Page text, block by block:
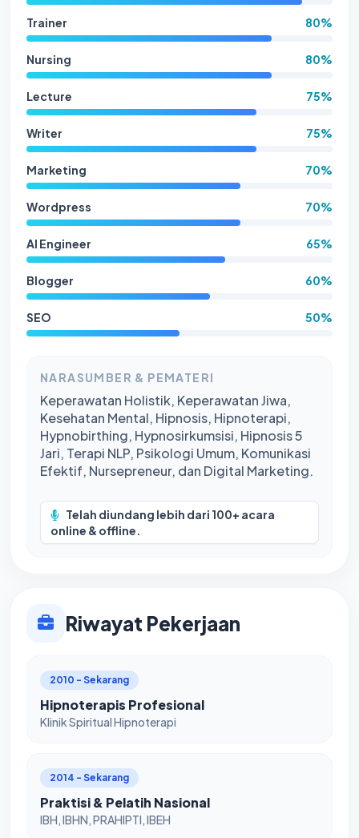
Trainer 80%
Nursing 80%
Lecture 75%
Writer 75%
Marketing 70%
Wordpress 70%
AI Engineer 65%
Blogger 60%
SEO 50%
NARASUMBER & PEMATERI
Keperawatan Holistik, Keperawatan Jiwa,
Kesehatan Mental, Hipnosis, Hipnoterapi,
Hypnobirthing, Hypnosirkumsisi, Hipnosis 5
Jari, Terapi NLP, Psikologi Umum, Komunikasi
Efektif, Nursepreneur, dan Digital Marketing.
Telah diundang lebih dari 100+ acara
online & offline.
Riwayat Pekerjaan
2010 - Sekarang
Hipnoterapis Profesional
Klinik Spiritual Hipnoterapi
2014 - Sekarang
Praktisi & Pelatih Nasional
IBH, IBHN, PRAHIPTI, IBEH